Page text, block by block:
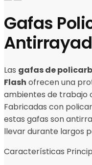
Gafas
Las gafas de
Flash ofrecen una
ambientes de trabajo
Fabricadas con
estas gafas son
llevar durante largos
Características